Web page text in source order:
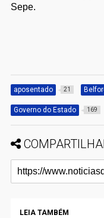
Sepe.
aposentado 21
Governo do Estado 169
LEIA TAMBÉM